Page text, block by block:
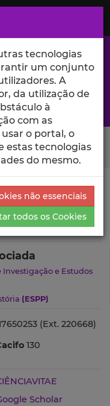
no Iscte
Vaz
Outras
Investigação e Estudos
(ESPP)
(Ext. 220668)
130
Scholar
tecnologias
um conjunto
A
da utilização de
à
com as
o portal, o
estas tecnologias
do mesmo.
não essenciais
todos os Cookies